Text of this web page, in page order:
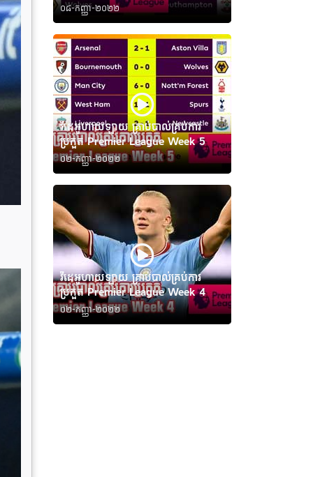
០៨-កញ្ញា-២០២២
វីដេអូហាយឡាយ គ្រាប់បាល់គ្រប់ការ
ប្រកួត Premier League Week 5
០២-កញ្ញា-២០២២
វីដេអូហាយឡាយ គ្រាប់បាល់គ្រប់ការ
ប្រកួត Premier League Week 4
០២-កញ្ញា-២០២២